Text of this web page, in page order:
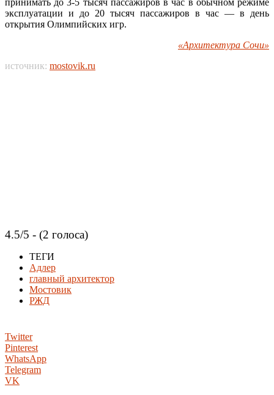
эксплуатации и до 20 тысяч пассажиров в час — в день
открытия Олимпийских игр.
«Архитектура Сочи»
источник: mostovik.ru
4.5/5 - (2 голоса)
ТЕГИ
Адлер
главный архитектор
Мостовик
РЖД
Twitter
Pinterest
WhatsApp
Telegram
VK